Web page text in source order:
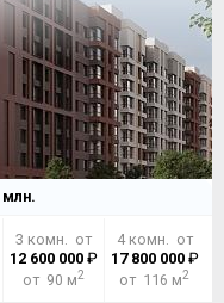
млн.
3 комн. от
12 600 000 ₽
от 90 м2
4 комн. от
17 800 000₽
от 116 м2